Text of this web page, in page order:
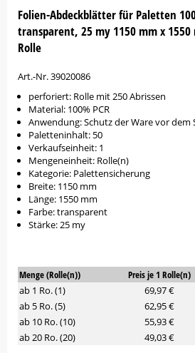
Folien-Abdeckblätter für Paletten
transparent, 25 my 1150 mm x 1550
Rolle
Art.-Nr. 39020086
perforiert: Rolle mit 250 Abrissen
Material: 100% PCR
Anwendung: Schutz der Ware vor dem
Paletteninhalt: 50
Verkaufseinheit: 1
Mengeneinheit: Rolle(n)
Kategorie: Palettensicherung
Breite: 1150 mm
Länge: 1550 mm
Farbe: transparent
Stärke: 25 my
Menge (Rolle(n)) Preis je 1 Rolle(n)
ab 1 Ro. (1)
69,97 €
ab 5 Ro. (5)
62,95 €
ab 10 Ro. (10)
55,93 €
ab 20 Ro. (20)
49,03 €